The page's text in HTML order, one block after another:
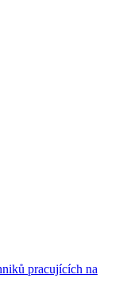
pracujících na